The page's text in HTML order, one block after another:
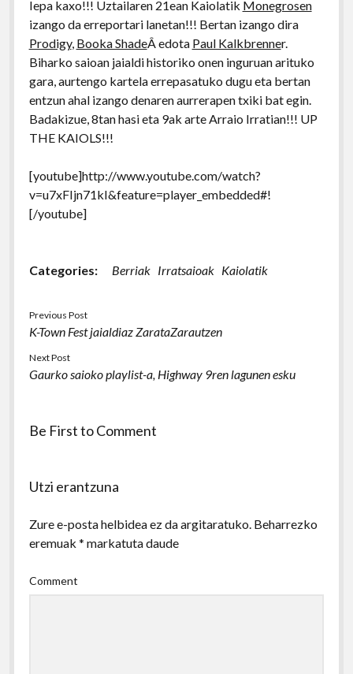
Iepa kaxo!!! Uztailaren 21ean Kaiolatik Monegrosen
izango da erreportari lanetan!!! Bertan izango dira
Prodigy, Booka ShadeÂ edota Paul Kalkbrenner.
Biharko saioan jaialdi historiko onen inguruan arituko
gara, aurtengo kartela errepasatuko dugu eta bertan
entzun ahal izango denaren aurrerapen txiki bat egin.
Badakizue, 8tan hasi eta 9ak arte Arraio Irratian!!! UP
THE KAIOLS!!!
[youtube]http://www.youtube.com/watch?
v=u7xFIjn71kI&feature=player_embedded#!
[/youtube]
Categories: Berriak Irratsaioak Kaiolatik
Previous Post
K-Town Fest jaialdiaz ZarataZarautzen
Next Post
Gaurko saioko playlist-a, Highway 9ren lagunen esku
Be First to Comment
Utzi erantzuna
Zure e-posta helbidea ez da argitaratuko. Beharrezko
eremuak * markatuta daude
Comment